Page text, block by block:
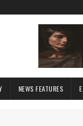
NEWS FEATURES